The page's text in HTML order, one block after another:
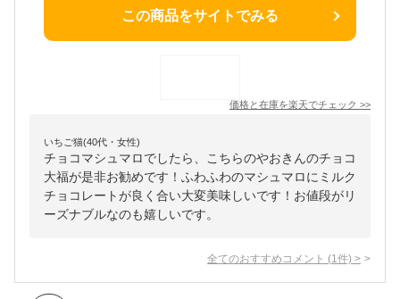
この商品をサイトでみる
価格と在庫を楽天でチェック >>
いちご猫(40代・女性)
チョコマシュマロでしたら、こちらのやおきんのチョコ
大福が是非お勧めです！ふわふわのマシュマロにミルク
チョコレートが良く合い大変美味しいです！お値段がリ
ーズナブルなのも嬉しいです。
全てのおすすめコメント (1 件) >